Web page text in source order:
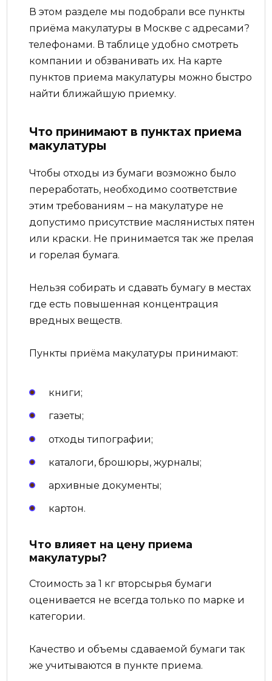
В этом разделе мы подобрали все пункты
приёма макулатуры в Москве с адресами?
телефонами. В таблице удобно смотреть
компании и обзванивать их. На карте
пунктов приема макулатуры можно быстро
найти ближайшую приемку.
Что принимают в пунктах приема
макулатуры
Чтобы отходы из бумаги возможно было
переработать, необходимо соответствие
этим требованиям – на макулатуре не
допустимо присутствие маслянистых пятен
или краски. Не принимается так же прелая
и горелая бумага.
Нельзя собирать и сдавать бумагу в местах
где есть повышенная концентрация
вредных веществ.
Пункты приёма макулатуры принимают:
книги;
газеты;
отходы типографии;
каталоги, брошюры, журналы;
архивные документы;
картон.
Что влияет на цену приема
макулатуры?
Стоимость за 1 кг вторсырья бумаги
оценивается не всегда только по марке и
категории.
Качество и объемы сдаваемой бумаги так
же учитываются в пункте приема.